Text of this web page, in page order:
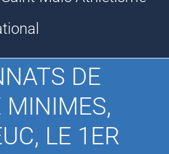
DE
MINIMES,
LE 1ER